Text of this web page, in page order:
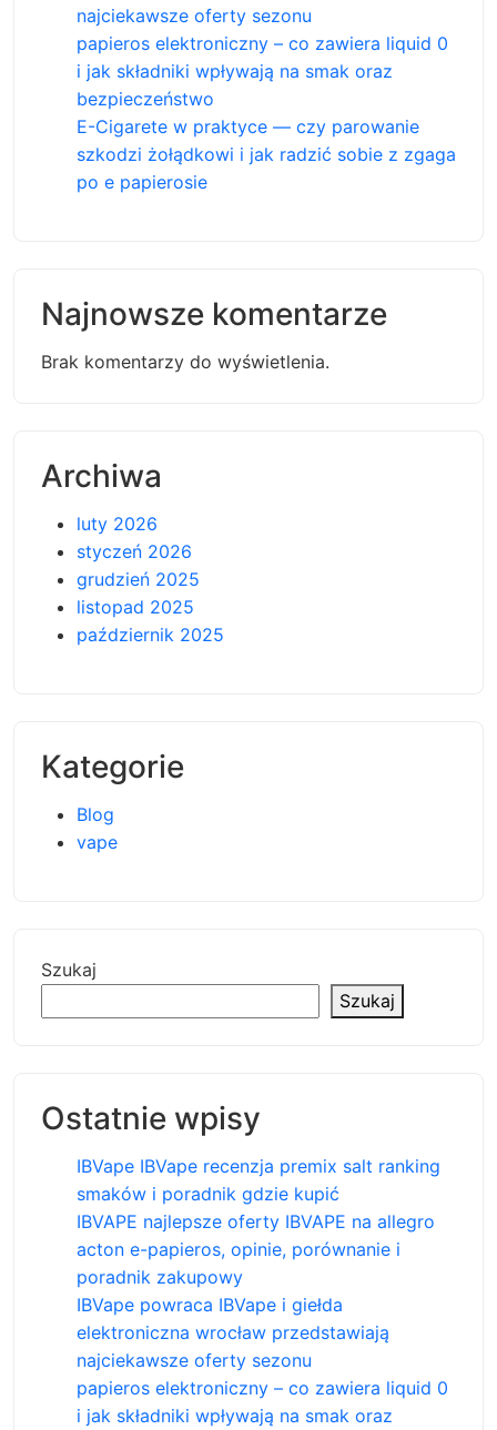
najciekawsze oferty sezonu
papieros elektroniczny – co zawiera liquid 0
i jak składniki wpływają na smak oraz
bezpieczeństwo
E-Cigarete w praktyce — czy parowanie
szkodzi żołądkowi i jak radzić sobie z zgaga
po e papierosie
Najnowsze komentarze
Brak komentarzy do wyświetlenia.
Archiwa
luty 2026
styczeń 2026
grudzień 2025
listopad 2025
październik 2025
Kategorie
Blog
vape
Szukaj
Szukaj
Ostatnie wpisy
IBVape IBVape recenzja premix salt ranking
smaków i poradnik gdzie kupić
IBVAPE najlepsze oferty IBVAPE na allegro
acton e-papieros, opinie, porównanie i
poradnik zakupowy
IBVape powraca IBVape i giełda
elektroniczna wrocław przedstawiają
najciekawsze oferty sezonu
papieros elektroniczny – co zawiera liquid 0
i jak składniki wpływają na smak oraz